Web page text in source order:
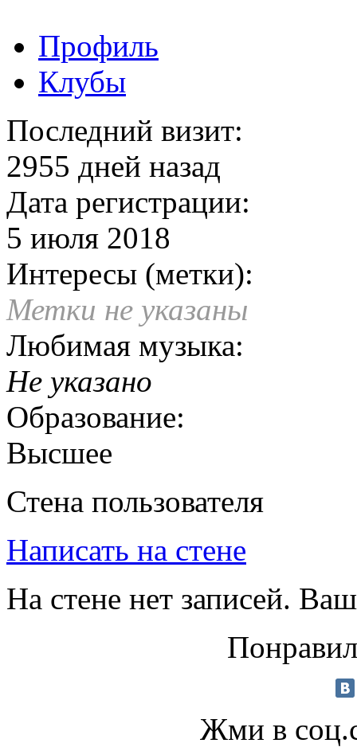
Профиль
Клубы
Последний визит:
2955 дней назад
Дата регистрации:
5 июля 2018
Интересы (метки):
Метки не указаны
Любимая музыка:
Не указано
Образование:
Высшее
Стена пользователя
Написать на стене
На стене нет записей.
Жми в